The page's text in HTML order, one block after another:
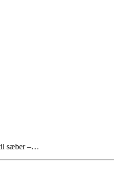
til sæber –…